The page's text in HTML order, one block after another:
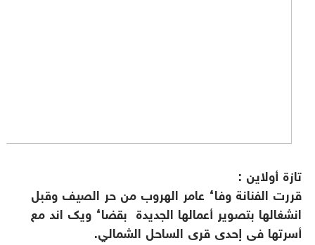
تازة أولاين :
قررت الفنانة وفاء عامر الهروب من حر الصيف وقبل
انشغالها بتصوير أعمالها الجديدة بقضاء ويك اند مع
أسرتها فى إحدى قرى الساحل الشمالي.